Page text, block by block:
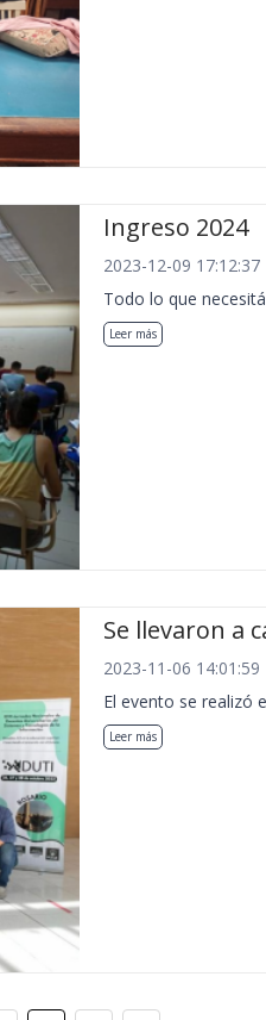
Ingreso 2024
2023-12-09 17:12:37
Todo lo que
Leer más
Se llevaron a
2023-11-06 14:01:59
El evento se realizó
Leer más